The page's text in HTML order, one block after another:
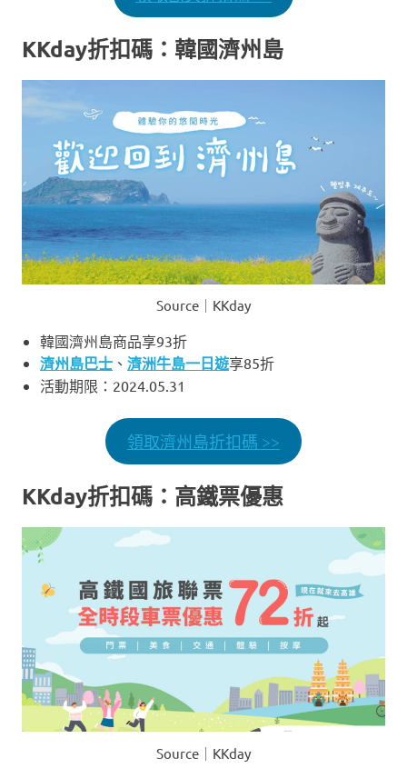
KKday折扣碼：韓國濟州島
Source｜KKday
韓國濟州島商品享93折
濟州島巴士 、 濟洲牛島一日遊享85折
活動期限：2024.05.31
領取濟州島折扣碼 >>
KKday折扣碼：高鐵票優惠
Source｜KKday